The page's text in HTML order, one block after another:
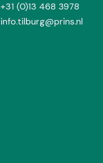
+31 (0)13 468 3978
info.tilburg@prins.nl